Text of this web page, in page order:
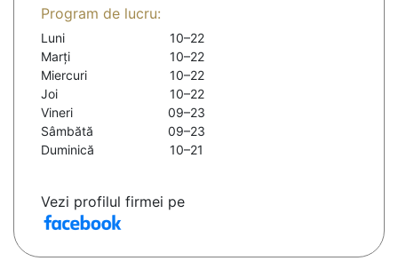
Program de lucru:
Luni
10–22
Marți
10–22
Miercuri
10–22
Joi
10–22
Vineri
09–23
Sâmbătă
09–23
Duminică
10–21
Vezi profilul firmei pe